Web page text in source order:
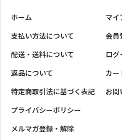
ホーム
支払い方法について
配送・送料について
返品について
特定商取引法に基づく表記
プライバシーポリシー
メルマガ登録・解除
マイ
会員
ログ
カー
お問